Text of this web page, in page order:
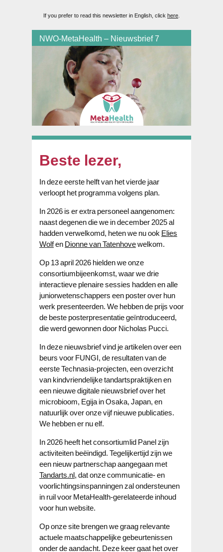
If you prefer to read this newsletter in English, click here
NWO-MetaHealth – Nieuwsbrief 7
Beste lezer,
In deze eerste helft van het vierde jaar
verloopt het programma volgens plan.
In 2026 is er extra personeel aangenomen:
naast degenen die we in december 2025 al
hadden verwelkomd, heten we nu ook Elies
Wolfen Dionne van Tatenhovewelkom.
Op 13 april 2026 hielden we onze
consortiumbijeenkomst, waar we drie
interactieve plenaire sessies hadden en alle
juniorwetenschappers een poster over hun
werk presenteerden. We hebben de prijs voor
de beste posterpresentatie geïntroduceerd,
die werd gewonnen door Nicholas Pucci.
In deze nieuwsbrief vind je artikelen over een
beurs voor FUNGI, de resultaten van de
eerste Technasia-projecten, een overzicht
van kindvriendelijke tandartspraktijken en
een nieuwe digitale nieuwsbrief over het
microbioom, Egija in Osaka, Japan, en
natuurlijk over onze vijf nieuwe publicaties.
We hebben er nu elf.
In 2026 heeft het consortiumlid Panel zijn
activiteiten beëindigd. Tegelijkertijd zijn we
een nieuw partnerschap aangegaan met
Tandarts.nl, dat onze communicatie- en
voorlichtingsinspanningen zal ondersteunen
in ruil voor MetaHealth-gerelateerde inhoud
voor hun website.
Op onze site brengen we graag relevante
actuele maatschappelijke gebeurtenissen
onder de aandacht. Deze keer gaat het over